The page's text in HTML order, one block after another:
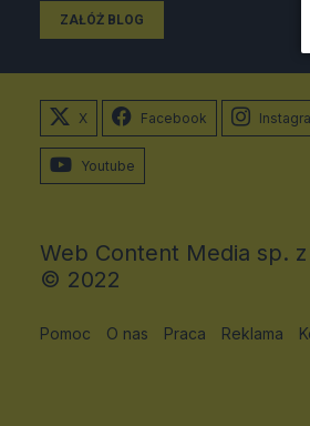
ZAŁÓŻ BLOG
X Facebook
Youtube
Web Content Media sp.
© 2022
Pomoc O nas Praca Reklama